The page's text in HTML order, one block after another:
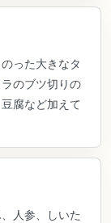
った大きなタ
のブツ切りの
腐など加えて
人参、しいた